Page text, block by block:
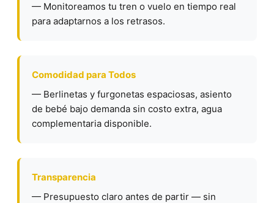
— Monitoreamos tu tren o vuelo en tiempo real
para adaptarnos a los retrasos.
Comodidad para Todos
— Berlinetas y furgonetas espaciosas, asiento
de bebé bajo demanda sin costo extra, agua
complementaria disponible.
Transparencia
— Presupuesto claro antes de partir — sin